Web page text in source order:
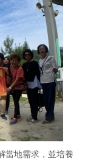
當地需求，並培養